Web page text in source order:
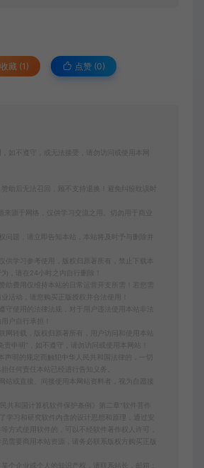
收藏 (1) 点赞 (0)
，如不遵守，或无法接受，请勿访问或使用本网
助后无法召回，顾不支持退换！避免纠纷耽误时
来源于网络，仅供学习交流之用。切勿用于商业
问题，请立即告知本站，本站将及时予与删除并
供学习参考使用，版权归原著所有，禁止下载本
，请在24小时之内自行删除！
助费用仅维持本站的日常运营开支所需！若您需
活动，请您购买正版授权并合法使用！
守使用的法律法规，对于用户违法使用本站非法
网转载，版权归原著所有，用户访问和使用本站
责申明”，如不遵守，请勿访问或使用本网站！
声明的规定而触犯中华人民共和国法律的，一切
任何责任本站已经进行告知义务。
站或直接、间接使用本网站资料者，视为自愿接
共和国计算机软件保护条例》第二章"软件菩作
学习和研究软件内含的设计思想和原理，通过安
方式使用软件的，可以不经软件著作权人许可，
需要商用本站资源，请务必联系版权方购买正版
个企业或个人的知识产权，请联系站长，邮箱：